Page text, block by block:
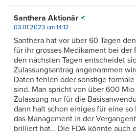
Santhera Aktionär
03.01.2023 um 14:12
Santhera hat vor über 60 Tagen
für ihr grosses Medikament bei der
den nächsten Tagen entscheidet
Zulassungsantrag angenommen
Daten fehlen oder sonstige
sind. Man spricht von über 600
Zulassung nur für die
dann halt schon einiges für eine
das Management in der
brilliert hat… Die FDA könnte auch